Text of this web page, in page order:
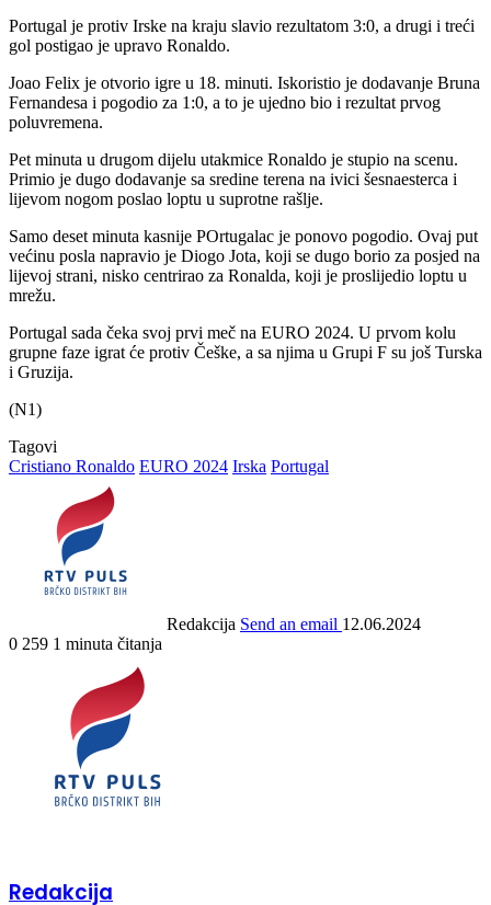
Portugal je protiv Irske na kraju slavio rezultatom 3:0, a drugi i treći
gol postigao je upravo Ronaldo.
Joao Felix je otvorio igre u 18. minuti. Iskoristio je dodavanje Bruna
Fernandesa i pogodio za 1:0, a to je ujedno bio i rezultat prvog
poluvremena.
Pet minuta u drugom dijelu utakmice Ronaldo je stupio na scenu.
Primio je dugo dodavanje sa sredine terena na ivici šesnaesterca i
lijevom nogom poslao loptu u suprotne rašlje.
Samo deset minuta kasnije POrtugalac je ponovo pogodio. Ovaj put
većinu posla napravio je Diogo Jota, koji se dugo borio za posjed na
lijevoj strani, nisko centrirao za Ronalda, koji je proslijedio loptu u
mrežu.
Portugal sada čeka svoj prvi meč na EURO 2024. U prvom kolu
grupne faze igrat će protiv Češke, a sa njima u Grupi F su još Turska
i Gruzija.
(N1)
Tagovi
Cristiano Ronaldo EURO 2024 Irska Portugal
Redakcija Send an email 12.06.2024
0 259 1 minuta čitanja
Redakcija